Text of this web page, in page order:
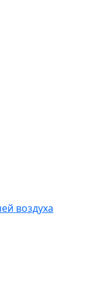
воздуха